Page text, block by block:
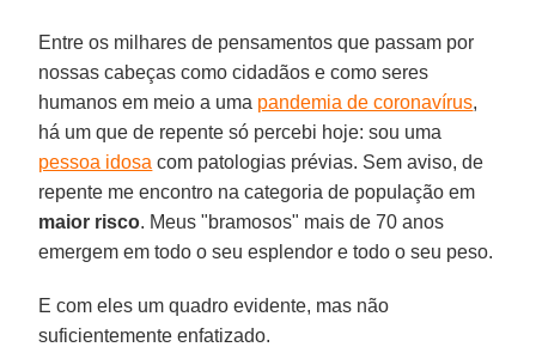
Entre os milhares de pensamentos que passam por
nossas cabeças como cidadãos e como seres
humanos em meio a uma pandemia de coronavírus,
há um que de repente só percebi hoje: sou uma
pessoa idosa com patologias prévias. Sem aviso, de
repente me encontro na categoria de população em
maior risco. Meus "bramosos" mais de 70 anos
emergem em todo o seu esplendor e todo o seu peso.
E com eles um quadro evidente, mas não
suficientemente enfatizado.